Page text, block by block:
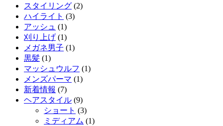
スタイリング (2)
ハイライト (3)
アッシュ (1)
刈り上げ (1)
メガネ男子 (1)
黒髪 (1)
マッシュウルフ (1)
メンズパーマ (1)
新着情報 (7)
ヘアスタイル (9)
ショート (3)
ミディアム (1)